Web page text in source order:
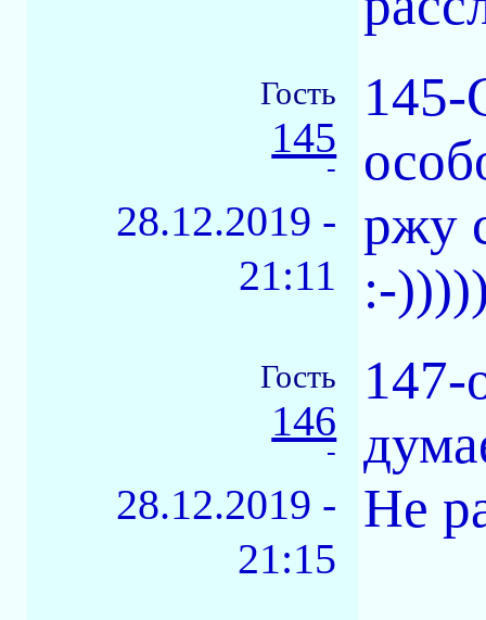
Гость
145
-
28.12.2019 -
21:11
145-
ржу
:-
Гость
146
-
28.12.2019 -
21:15
147-
Не